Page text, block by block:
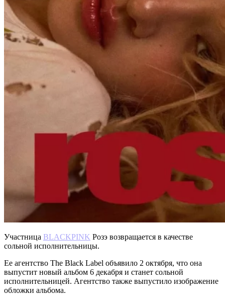
Участница BLACKPINK Розэ возвращается в качестве
сольной исполнительницы.
Ее агентство The Black Label объявило 2 октября, что она
выпустит новый альбом 6 декабря и станет сольной
исполнительницей. Агентство также выпустило изображение
обложки альбома.